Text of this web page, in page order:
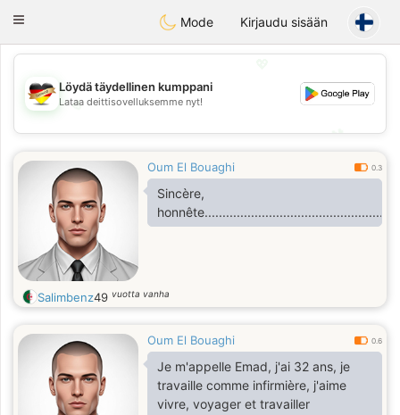
Deutsch Dating
Toggle
Mode Kirjaudu sisään
💖
💕
Löydä täydellinen kumppani
Lataa deittisovelluksemme nyt!
Oum El Bouaghi 0.3
Sincère,
Salimbenz49 vuotta vanha
Oum El Bouaghi 0.6
Je m'appelle Emad, j'ai 32 ans, je
travaille comme infirmière, j'aime
vivre, voyager et travailler